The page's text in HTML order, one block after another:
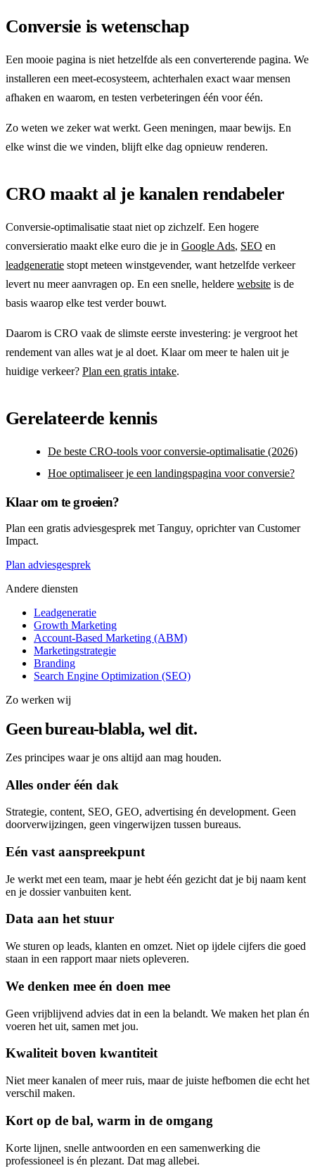
Conversie is wetenschap
Een mooie pagina is niet hetzelfde als een converterende pagina. We
installeren een meet-ecosysteem, achterhalen exact waar mensen
afhaken en waarom, en testen verbeteringen één voor één.
Zo weten we zeker wat werkt. Geen meningen, maar bewijs. En
elke winst die we vinden, blijft elke dag opnieuw renderen.
CRO maakt al je kanalen rendabeler
Conversie-optimalisatie staat niet op zichzelf. Een hogere
conversieratio maakt elke euro die je in Google Ads, SEO en
leadgeneratie stopt meteen winstgevender, want hetzelfde verkeer
levert nu meer aanvragen op. En een snelle, heldere website is de
basis waarop elke test verder bouwt.
Daarom is CRO vaak de slimste eerste investering: je vergroot het
rendement van alles wat je al doet. Klaar om meer te halen uit je
huidige verkeer? Plan een gratis intake.
Gerelateerde kennis
De beste CRO-tools voor conversie-optimalisatie (2026)
Hoe optimaliseer je een landingspagina voor conversie?
Klaar om te groeien?
Plan een gratis adviesgesprek met Tanguy, oprichter van Customer
Impact.
Plan adviesgesprek
Andere diensten
Leadgeneratie
Growth Marketing
Account-Based Marketing (ABM)
Marketingstrategie
Branding
Search Engine Optimization (SEO)
Zo werken wij
Geen bureau-blabla, wel dit.
Zes principes waar je ons altijd aan mag houden.
Alles onder één dak
Strategie, content, SEO, GEO, advertising én development. Geen
doorverwijzingen, geen vingerwijzen tussen bureaus.
Eén vast aanspreekpunt
Je werkt met een team, maar je hebt één gezicht dat je bij naam kent
en je dossier vanbuiten kent.
Data aan het stuur
We sturen op leads, klanten en omzet. Niet op ijdele cijfers die goed
staan in een rapport maar niets opleveren.
We denken mee én doen mee
Geen vrijblijvend advies dat in een la belandt. We maken het plan én
voeren het uit, samen met jou.
Kwaliteit boven kwantiteit
Niet meer kanalen of meer ruis, maar de juiste hefbomen die echt het
verschil maken.
Kort op de bal, warm in de omgang
Korte lijnen, snelle antwoorden en een samenwerking die
professioneel is én plezant. Dat mag allebei.